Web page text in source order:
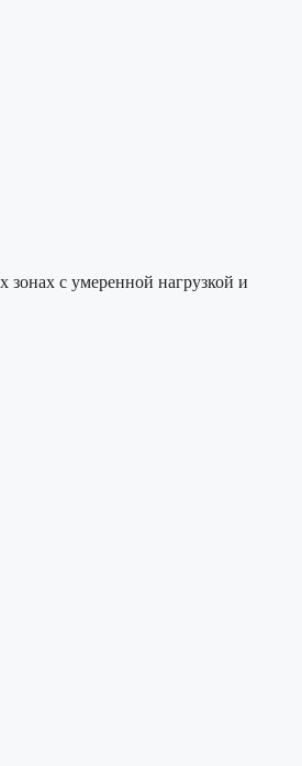
с умеренной нагрузкой и